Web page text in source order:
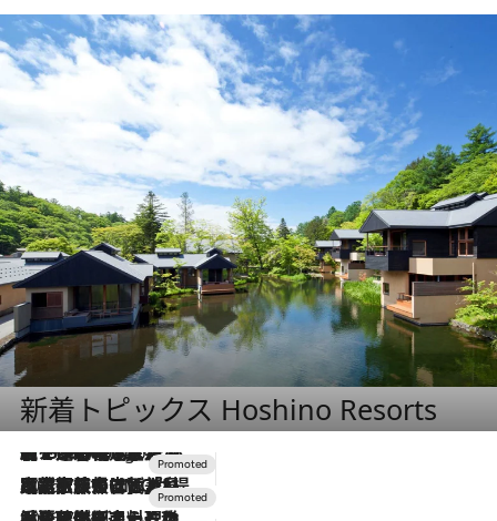
新着トピックス Hoshino Resorts
7 Hours Ago
【トンボの足水浴】ヒノキの香りに包まれて涼感マックス！約13℃の湧水かけ流しを避暑地「星野温泉 トンボの湯」で体験
2026.7.31
【ホテル帰省】という選択肢をOMOが提案。家族とほどよい距離を保つには「昼は実家、夜は気兼ねなくホテルで！」